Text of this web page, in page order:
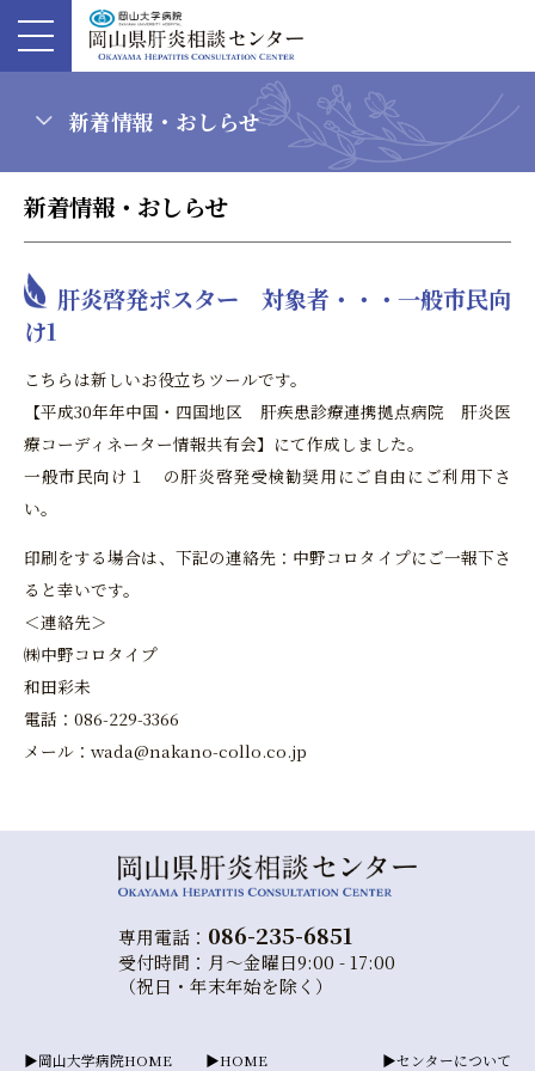
新着情報・おしらせ
新着情報・おしらせ
肝炎啓発ポスター 対象者・・・一般市民向
け1
こちらは新しいお役立ちツールです。
【平成30年年中国・四国地区 肝疾患診療連携拠点病院 肝炎医
療コーディネーター情報共有会】にて作成しました。
一般市民向け１ の肝炎啓発受検勧奨用にご自由にご利用下さ
い。
印刷をする場合は、下記の連絡先：中野コロタイプにご一報下さ
ると幸いです。
＜連絡先＞
㈱中野コロタイプ
和田彩未
電話：086-229-3366
メール：wada@nakano-collo.co.jp
専用電話： 086-235-6851
受付時間：月～金曜日9:00 - 17:00
（祝日・年末年始を除く）
岡山大学病院HOME HOME センターについて